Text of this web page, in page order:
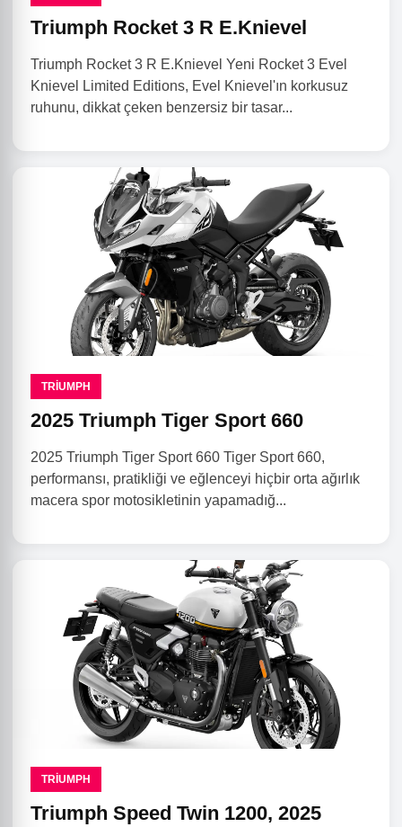
Triumph Rocket 3 R E.Knievel
Triumph Rocket 3 R E.Knievel Yeni Rocket 3 Evel
Knievel Limited Editions, Evel Knievel'ın korkusuz
ruhunu, dikkat çeken benzersiz bir tasar...
TRIUMPH
2025 Triumph Tiger Sport 660
2025 Triumph Tiger Sport 660 Tiger Sport 660,
performansı, pratikliği ve eğlenceyi hiçbir orta ağırlık
macera spor motosikletinin yapamadığ...
TRIUMPH
Triumph Speed ​​Twin 1200, 2025